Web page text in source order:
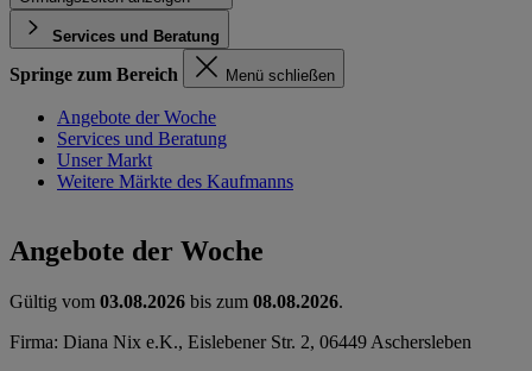
Services und Beratung
Springe zum Bereich Menü schließen
Angebote der Woche
Services und Beratung
Unser Markt
Weitere Märkte des Kaufmanns
Angebote der Woche
Gültig vom 03.08.2026 bis zum 08.08.2026.
Firma: Diana Nix e.K., Eislebener Str. 2, 06449 Aschersleben